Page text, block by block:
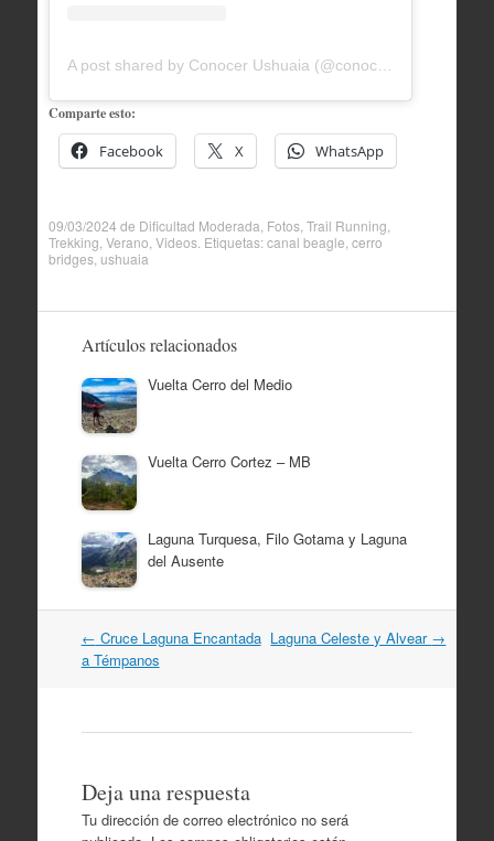
A post shared by Conocer Ushuaia (@conocerushuaia)
Comparte esto:
Facebook X WhatsApp
09/03/2024 de Dificultad Moderada Fotos, Trail Running
Trekking Verano Videos. Etiquetas:canal beagle cerro
bridges, ushuaia
Artículos relacionados
Vuelta Cerro del Medio
Vuelta Cerro Cortez – MB
Laguna Turquesa, Filo Gotama y Laguna
del Ausente
Navegación
por
← Cruce Laguna Encantada
a Témpanos
Laguna Celeste y Alvear →
Deja una respuesta
Tu dirección de correo electrónico no será